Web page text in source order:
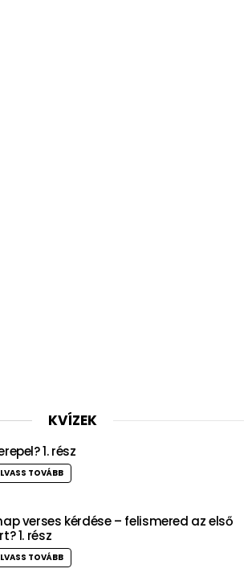
KVÍZEK
1. rész
TOVÁBB
verses kérdése – felismered az első
1. rész
TOVÁBB